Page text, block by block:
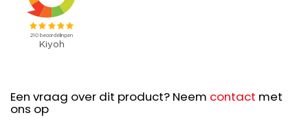
Een vraag over dit product? Neem contact met
ons op